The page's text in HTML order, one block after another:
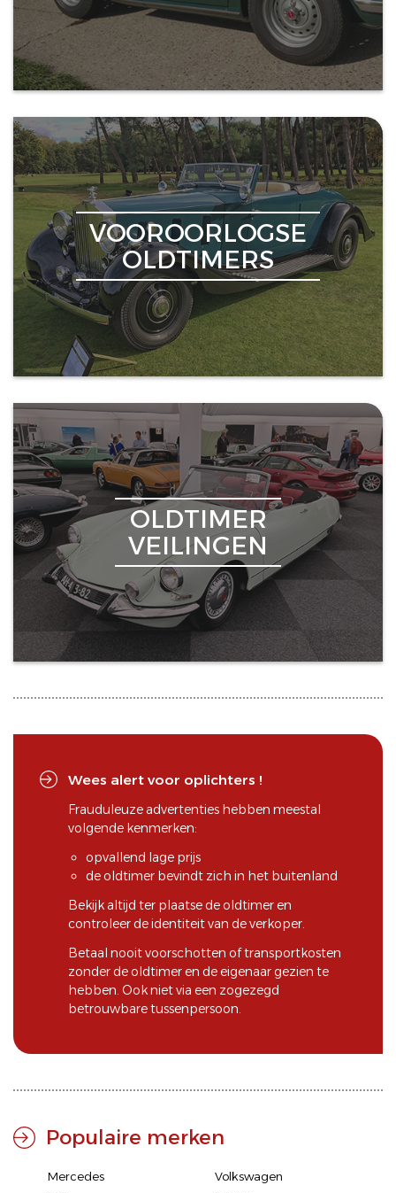
VOOROORLOGSE
OLDTIMERS
OLDTIMER
VEILINGEN
Wees alert voor oplichters !
Frauduleuze advertenties hebben meestal
volgende kenmerken:
opvallend lage prijs
de oldtimer bevindt zich in het buitenland
Bekijk altijd ter plaatse de oldtimer en
controleer de identiteit van de verkoper.
Betaal nooit voorschotten of transportkosten
zonder de oldtimer en de eigenaar gezien te
hebben. Ook niet via een zogezegd
betrouwbare tussenpersoon.
Populaire merken
Mercedes
Volkswagen